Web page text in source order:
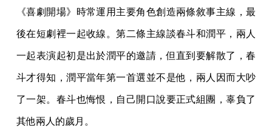
《喜劇開場》時常運用主要角色創造兩條敘事主線，最
後在短劇裡一起收線。第二條主線談春斗和潤平，兩人
一起表演起初是出於潤平的邀請，但直到要解散了，春
斗才得知，潤平當年第一首選並不是他，兩人因而大吵
了一架。春斗也悔恨，自己開口說要正式組團，辜負了
其他兩人的歲月。